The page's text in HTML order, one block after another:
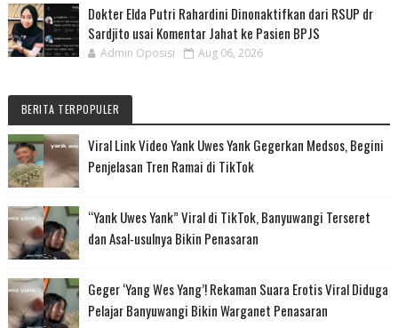
Dokter Elda Putri Rahardini Dinonaktifkan dari RSUP dr
Sardjito usai Komentar Jahat ke Pasien BPJS
Admin Oposisi Aug 06, 2026
BERITA TERPOPULER
Viral Link Video Yank Uwes Yank Gegerkan Medsos, Begini
Penjelasan Tren Ramai di TikTok
“Yank Uwes Yank” Viral di TikTok, Banyuwangi Terseret
dan Asal-usulnya Bikin Penasaran
Geger ‘Yang Wes Yang’! Rekaman Suara Erotis Viral Diduga
Pelajar Banyuwangi Bikin Warganet Penasaran